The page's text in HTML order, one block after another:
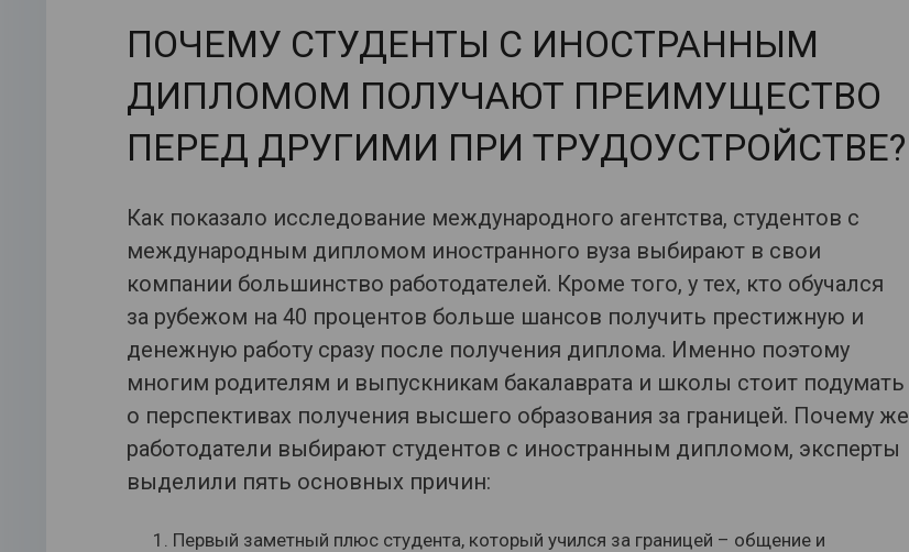
ПОЧЕМУ СТУДЕНТЫ С ИНОСТРАННЫМ
ДИПЛОМОМ ПОЛУЧАЮТ ПРЕИМУЩЕСТВО
ПЕРЕД ДРУГИМИ ПРИ ТРУДОУСТРОЙСТВЕ?
Как показало исследование международного агентства, студентов с
международным дипломом иностранного вуза выбирают в свои
компании большинство работодателей. Кроме того, у тех, кто обучался
за рубежом на 40 процентов больше шансов получить престижную и
денежную работу сразу после получения диплома. Именно поэтому
многим родителям и выпускникам бакалаврата и школы стоит подумать
о перспективах получения высшего образования за границей. Почему же
работодатели выбирают студентов с иностранным дипломом, эксперты
выделили пять основных причин:
Первый заметный плюс студента, который учился за границей – общение и